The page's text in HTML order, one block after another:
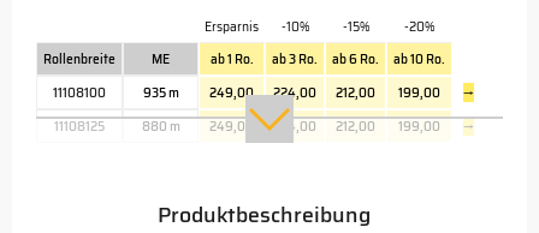
Ersparnis -10% -15%
-20%
Rollenbreite
ME ab 1 Ro. ab 3 Ro. ab 6 Ro.
ab 10 Ro.
11108100
935 m 249,00 224,00 212,00 199,00
→
11108125
880 m 249,00 224,00 212,00 199,00 →
Produktbeschreibung